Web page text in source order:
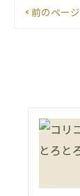
< 前のページ